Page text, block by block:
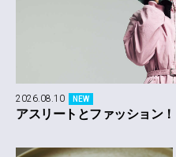
2026.08.10 NEW
アスリートとファッション！